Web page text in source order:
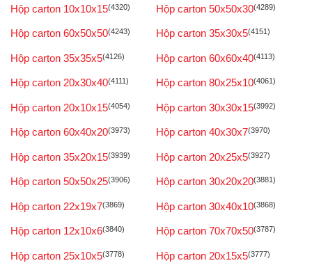
Hộp carton 10x10x15(4320) Hộp carton 50x50x30(4289)
Hộp carton 60x50x50(4243) Hộp carton 35x30x5(4151)
Hộp carton 35x35x5(4126) Hộp carton 60x60x40(4113)
Hộp carton 20x30x40(4111) Hộp carton 80x25x10(4061)
Hộp carton 20x10x15(4054) Hộp carton 30x30x15(3992)
Hộp carton 60x40x20(3973) Hộp carton 40x30x7(3970)
Hộp carton 35x20x15(3939) Hộp carton 20x25x5(3927)
Hộp carton 50x50x25(3906) Hộp carton 30x20x20(3881)
Hộp carton 22x19x7(3869) Hộp carton 30x40x10(3868)
Hộp carton 12x10x6(3840) Hộp carton 70x70x50(3787)
Hộp carton 25x10x5(3778) Hộp carton 20x15x5(3777)